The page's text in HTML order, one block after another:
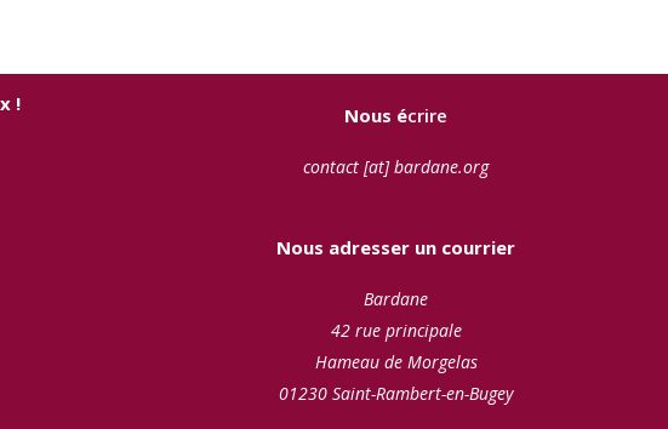
! Nous écrire
contact [at] bardane.org
Nous adresser un courrier
Bardane
42 rue principale
Hameau de Morgelas
01230 Saint-Rambert-en-Bugey